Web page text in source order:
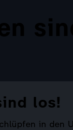
los!
in den